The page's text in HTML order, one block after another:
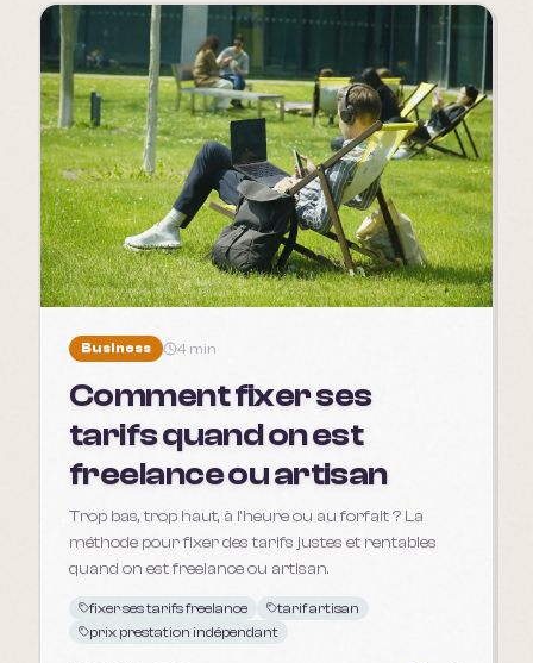
Business 4 min
Comment fixer ses
tarifs quand on est
freelance ou artisan
Trop bas, trop haut, à l'heure ou au forfait ? La
méthode pour fixer des tarifs justes et rentables
quand on est freelance ou artisan.
fixer ses tarifs freelance
tarif artisan
prix prestation indépendant